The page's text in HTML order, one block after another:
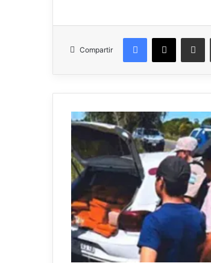
Compartir
Facebook
X
13
años
prisión
para
el
líder
de
una
banda
narco
que